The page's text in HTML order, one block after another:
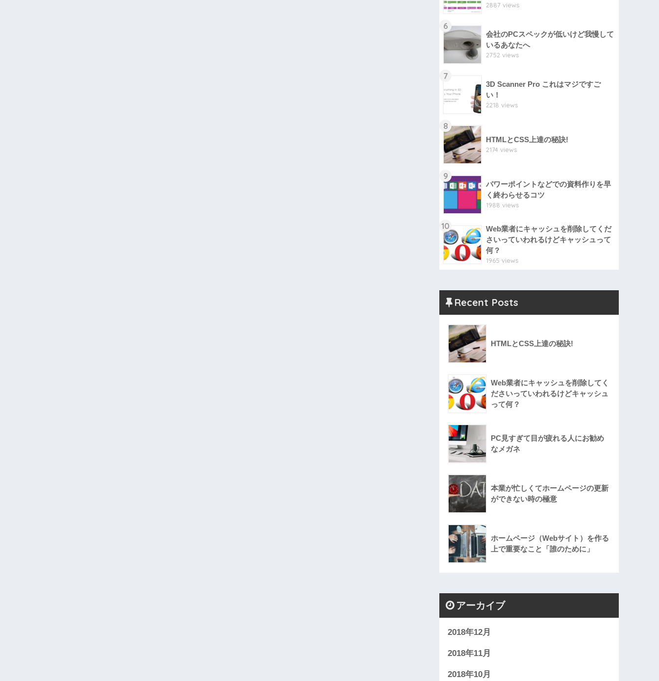
2887 views
6
会社のPCスペックが低いけど我慢して
いるあなたへ
2752 views
7
3D Scanner Pro これはマジですご
い！
2218 views
8
HTMLとCSS上達の秘訣!
2174 views
9
パワーポイントなどでの資料作りを早
く終わらせるコツ
1988 views
10
Web業者にキャッシュを削除してくだ
さいっていわれるけどキャッシュって
何？
1965 views
Recent Posts
HTMLとCSS上達の秘訣!
Web業者にキャッシュを削除してく
ださいっていわれるけどキャッシュ
って何？
PC見すぎて目が疲れる人にお勧め
なメガネ
本業が忙しくてホームページの更新
ができない時の極意
ホームページ（Webサイト）を作る
上で重要なこと「誰のために」
アーカイブ
2018年12月
2018年11月
2018年10月